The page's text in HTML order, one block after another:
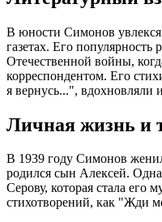
В юности Симонов увлекся
газетах. Его популярность
Отечественной войны,
корреспондентом. Его
я вернусь...", вдохновляли
Личная жизнь и
В 1939 году Симонов
родился сын Алексей.
Серову, которая стала его
стихотворений, как "Жди